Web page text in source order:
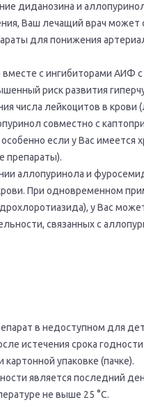
диданозина и
Ваш лечащий врач может
для понижения
с ингибиторами АИФ
риск развития
числа лейкоцитов в крови
совместно с
если у Вас имеется
препараты).
аллопуринола и
При одновременном
у Вас
связанных с
в недоступном для
истечения срока
картонной упаковке (пачке).
является последний
не выше 25 °C.